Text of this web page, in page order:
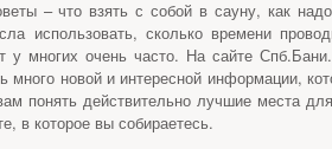
– что взять с собой в сауну, как
использовать, сколько времени
у многих очень часто. На сайте
много новой и интересной информации,
понять действительно лучшие места
в которое вы собираетесь.